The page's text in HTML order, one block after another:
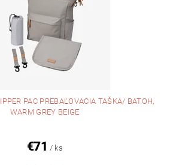
PAC PREBAĽOVACIA TAŠKA/ BATOH,
WARM GREY BEIGE
€71 / ks